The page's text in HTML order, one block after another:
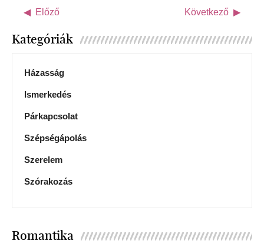
Előző Következő
Kategóriák
Házasság
Ismerkedés
Párkapcsolat
Szépségápolás
Szerelem
Szórakozás
Romantika